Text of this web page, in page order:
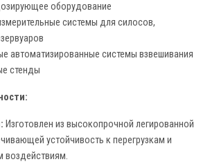
оборудование
системы для силосов,
автоматизированные системы взвешивания
стенды
Изготовлен из высокопрочной легированной
устойчивость к перегрузкам и
воздействиям.